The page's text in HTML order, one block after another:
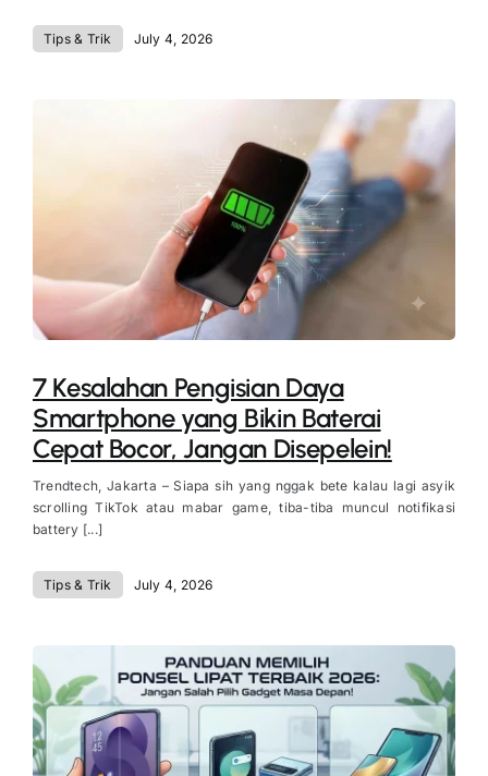
Tips & Trik July 4, 2026
7 Kesalahan Pengisian Daya
Smartphone yang Bikin Baterai
Cepat Bocor, Jangan Disepelein!
Trendtech, Jakarta – Siapa sih yang nggak bete kalau lagi asyik
scrolling TikTok atau mabar game, tiba-tiba muncul notifikasi
battery [...]
Tips & Trik July 4, 2026